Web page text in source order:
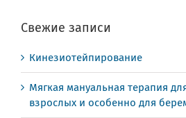
Свежие записи
Кинезиотейпирование
Мягкая мануальная терапия
взрослых и особенно для